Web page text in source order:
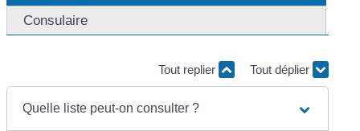
Consulaire
Tout replier Tout déplier
Quelle liste peut-on consulter ?